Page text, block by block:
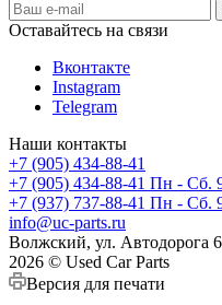
Оставайтесь на связи
Вконтакте
Instagram
Telegram
Наши контакты
+7 (905) 434-88-41
+7 (905) 434-88-41 Пн - Сб.
+7 (937) 737-88-41 Пн - Сб.
info@uc-parts.ru
Волжский, ул. Автодорога
2026 © Used Car Parts
Версия для печати